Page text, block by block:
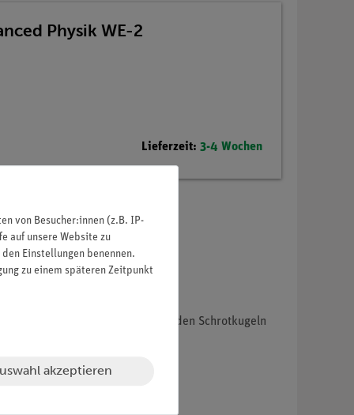
Physik WE-2
Lieferzeit: 3-4 Wochen
wenn die herabfallenden Schrotkugeln
von Besucher:innen (z.B. IP-
auf unsere Website zu
Einstellungen benennen.
zu einem späteren Zeitpunkt
akzeptieren